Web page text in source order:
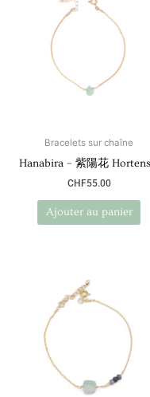
Bracelets sur chaîne
Hanabira – 紫陽花
CHF55.00
Ajouter au panier